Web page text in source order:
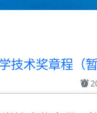
技术奖章程（